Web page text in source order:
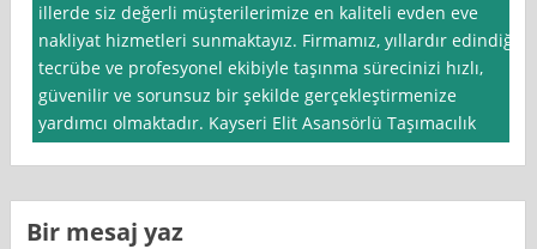
illerde siz değerli müşterilerimize en kaliteli evden eve
nakliyat hizmetleri sunmaktayız. Firmamız, yıllardır edindiği
tecrübe ve profesyonel ekibiyle taşınma sürecinizi hızlı,
güvenilir ve sorunsuz bir şekilde gerçekleştirmenize
yardımcı olmaktadır. Kayseri Elit Asansörlü Taşımacılık
Bir mesaj yaz